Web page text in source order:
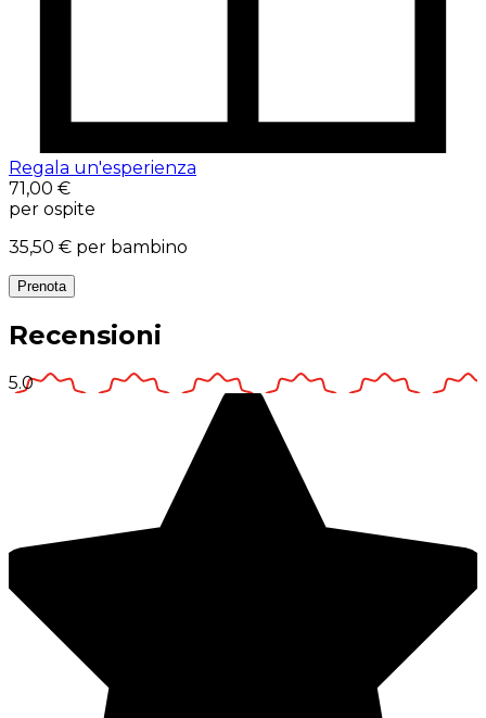
Regala un'esperienza
71,00 €
per ospite
35,50 € per bambino
Prenota
Recensioni
5.0